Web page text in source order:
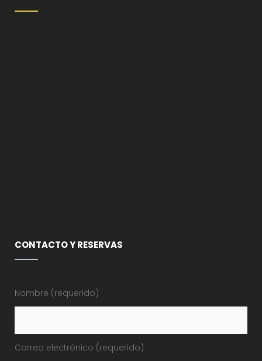
CONTACTO Y RESERVAS
Nombre (requerido)
Correo electrónico (requerido)